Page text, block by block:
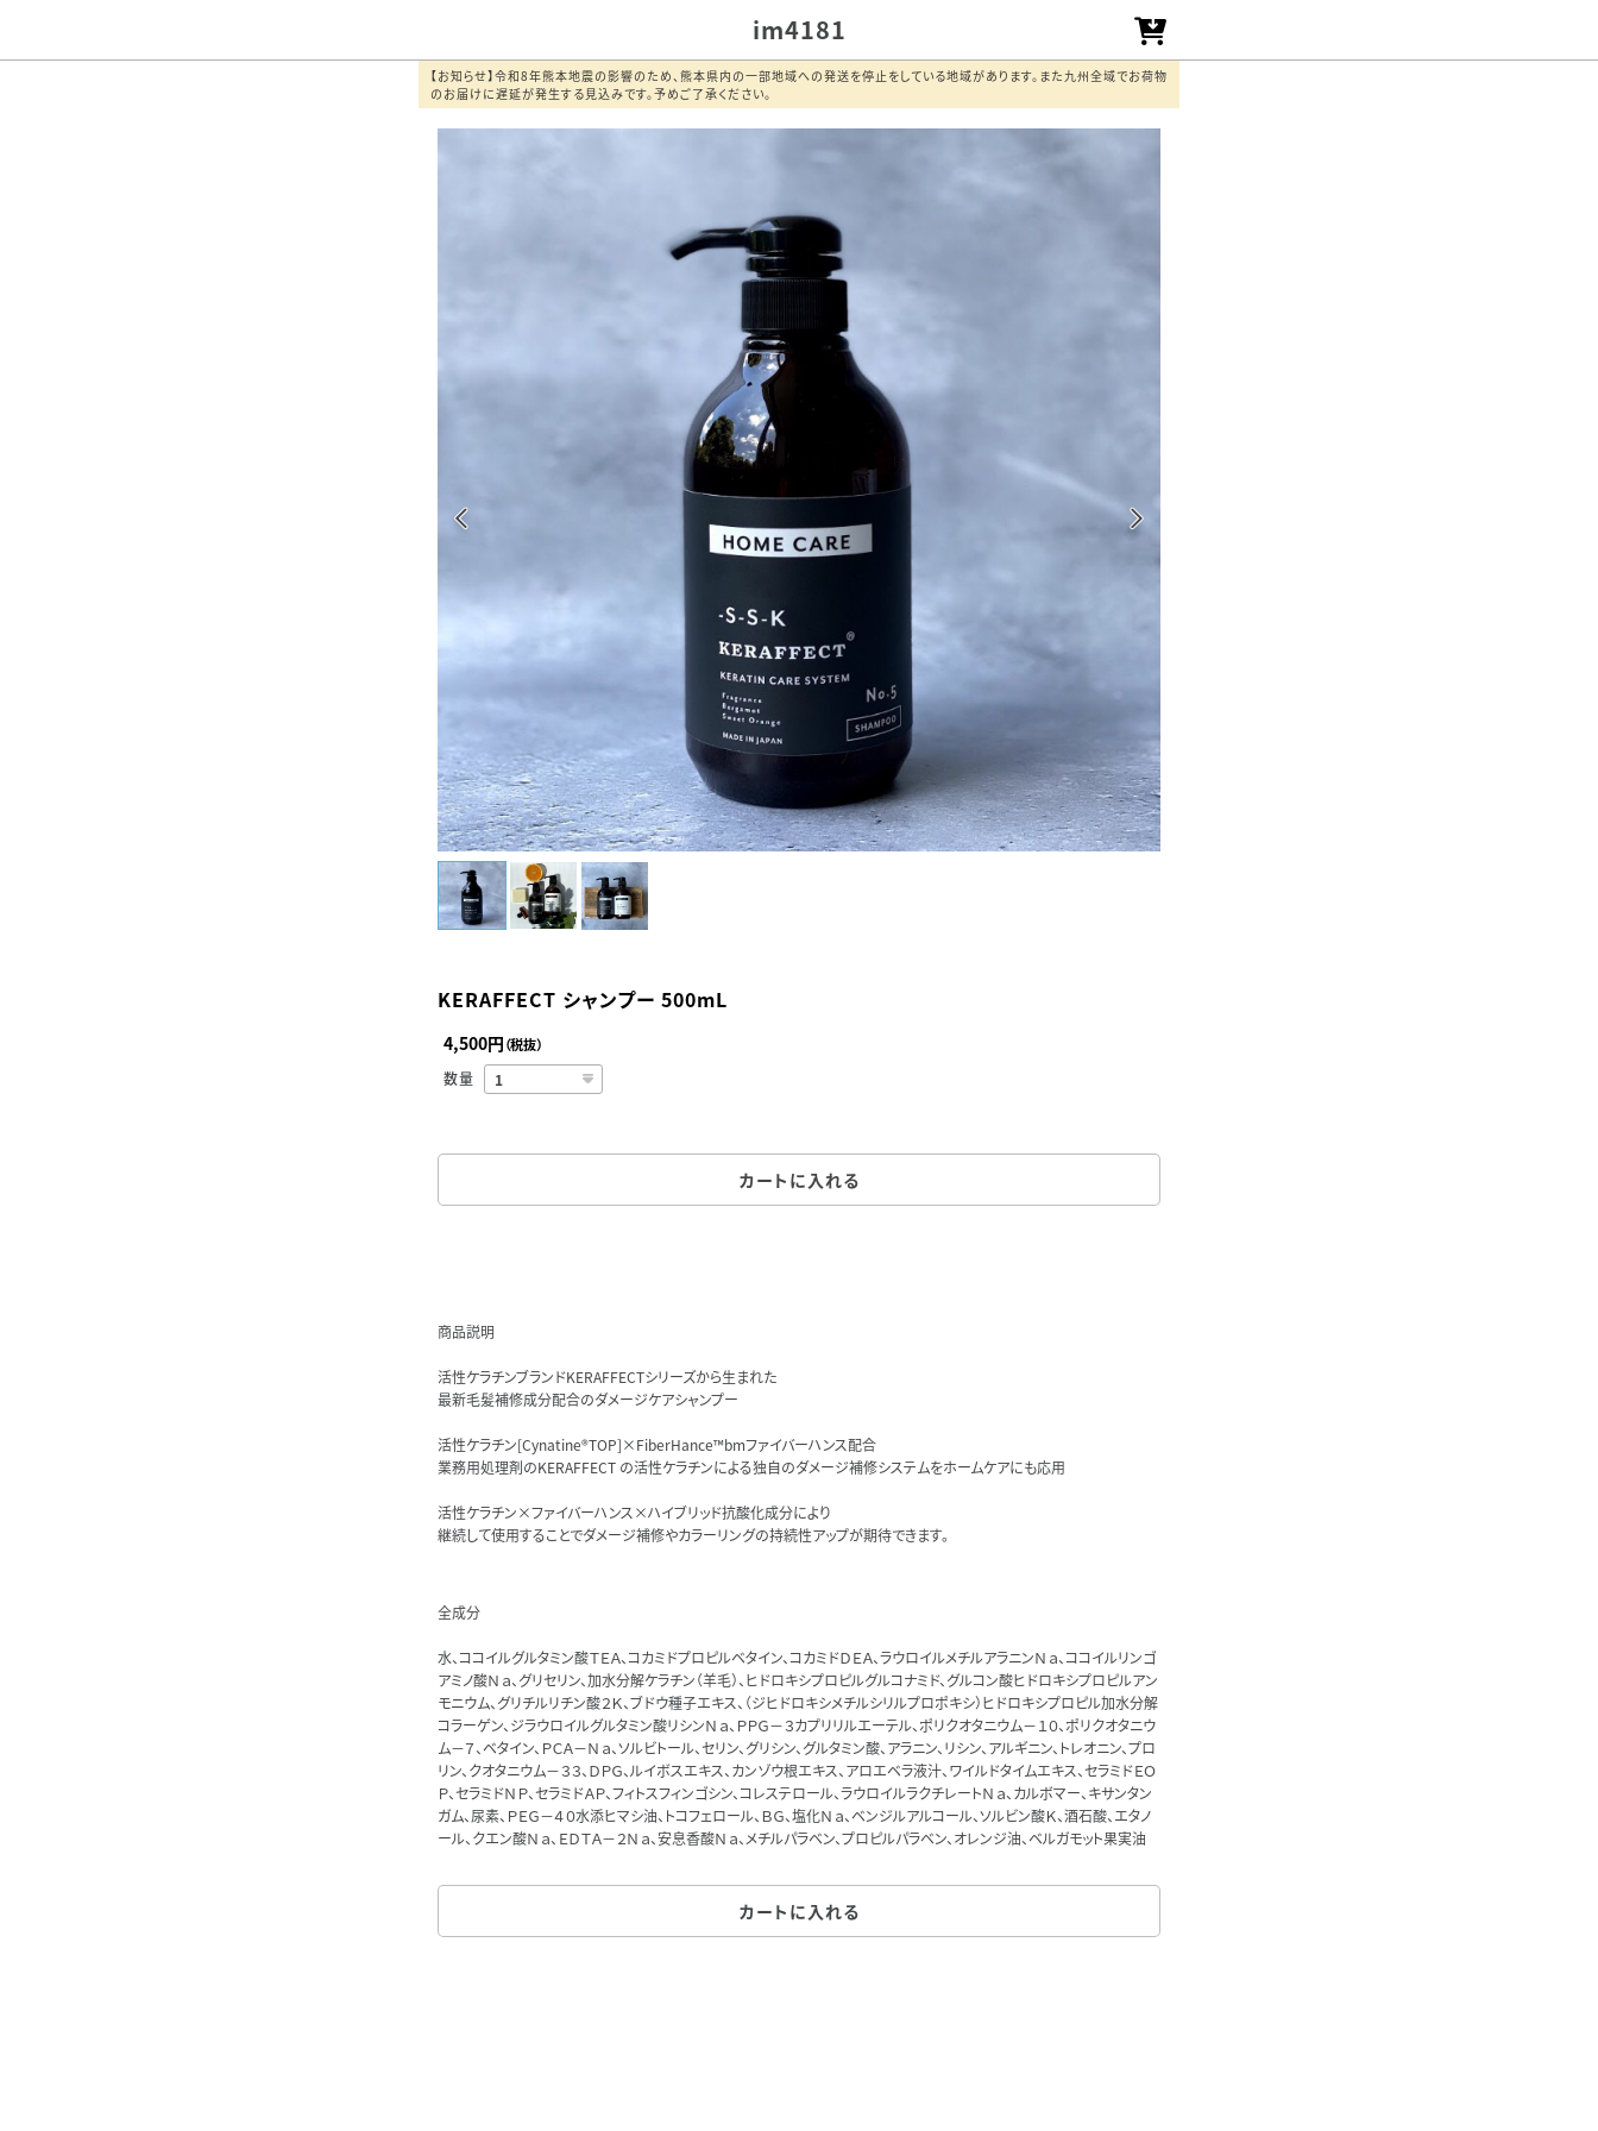
im4181
【お知らせ】令和8年熊本地震の影響のため、熊本県内の一部地域への発送を停止をしている地域があります。また九州全域でお荷物
のお届けに遅延が発生する見込みです。予めご了承ください。
KERAFFECT シャンプー 500mL
4,500円（税抜）
数量
カートに入れる
商品説明
活性ケラチンブランドKERAFFECTシリーズから生まれた
最新毛髪補修成分配合のダメージケアシャンプー
活性ケラチン[Cynatine®TOP]×FiberHance™bmファイバーハンス配合
業務用処理剤のKERAFFECT の活性ケラチンによる独自のダメージ補修システムをホームケアにも応用
活性ケラチン×ファイバーハンス×ハイブリッド抗酸化成分により
継続して使用することでダメージ補修やカラーリングの持続性アップが期待できます。
全成分
水、ココイルグルタミン酸ＴＥＡ、コカミドプロピルベタイン、コカミドＤＥＡ、ラウロイルメチルアラニンＮａ、ココイルリンゴ
アミノ酸Ｎａ、グリセリン、加水分解ケラチン（羊毛）、ヒドロキシプロピルグルコナミド、グルコン酸ヒドロキシプロピルアン
モニウム、グリチルリチン酸２Ｋ、ブドウ種子エキス、（ジヒドロキシメチルシリルプロポキシ）ヒドロキシプロピル加水分解
コラーゲン、ジラウロイルグルタミン酸リシンＮａ、ＰＰＧ－３カプリリルエーテル、ポリクオタニウム－１０、ポリクオタニウ
ム－７、ベタイン、ＰＣＡ－Ｎａ、ソルビトール、セリン、グリシン、グルタミン酸、アラニン、リシン、アルギニン、トレオニン、プロ
リン、クオタニウム－３３、ＤＰＧ、ルイボスエキス、カンゾウ根エキス、アロエベラ液汁、ワイルドタイムエキス、セラミドＥＯ
Ｐ、セラミドＮＰ、セラミドＡＰ、フィトスフィンゴシン、コレステロール、ラウロイルラクチレートＮａ、カルボマー、キサンタン
ガム、尿素、ＰＥＧ－４０水添ヒマシ油、トコフェロール、ＢＧ、塩化Ｎａ、ベンジルアルコール、ソルビン酸Ｋ、酒石酸、エタノ
ール、クエン酸Ｎａ、ＥＤＴＡ－２Ｎａ、安息香酸Ｎａ、メチルパラベン、プロピルパラベン、オレンジ油、ベルガモット果実油
カートに入れる